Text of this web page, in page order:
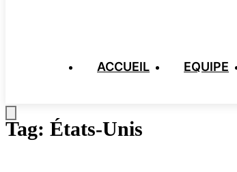
ACCUEIL EQUIPE
Tag: États-Unis